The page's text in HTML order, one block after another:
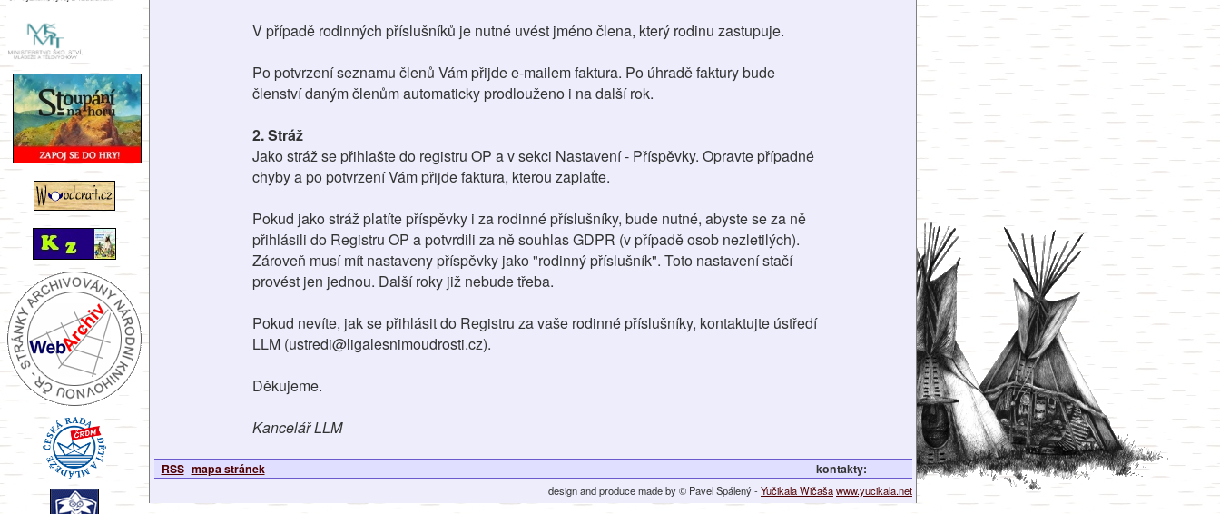
V případě rodinných příslušníků je nutné uvést jméno člena, který rodinu zastupuje.
Po potvrzení seznamu členů Vám přijde e-mailem faktura. Po úhradě faktury bude
členství daným členům automaticky prodlouženo i na další rok.
2. Stráž
Jako stráž se přihlašte do registru OP a v sekci Nastavení - Příspěvky. Opravte případné
chyby a po potvrzení Vám přijde faktura, kterou zaplaťte.
Pokud jako stráž platíte příspěvky i za rodinné příslušníky, bude nutné, abyste se za ně
přihlásili do Registru OP a potvrdili za ně souhlas GDPR (v případě osob nezletilých).
Zároveň musí mít nastaveny příspěvky jako "rodinný příslušník". Toto nastavení stačí
provést jen jednou. Další roky již nebude třeba.
Pokud nevíte, jak se přihlásit do Registru za vaše rodinné příslušníky, kontaktujte ústředí
LLM (ustredi@ligalesnimoudrosti.cz).
Děkujeme.
Kancelář LLM
RSS mapa stránek kontakty:
design and produce made by © Pavel Spálený -Yučikala Wičašawww.yucikala.net